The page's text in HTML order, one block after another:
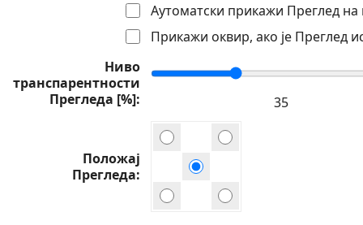
Аутоматски прикажи Преглед на
Прикажи оквир, ако је Преглед
Ниво
транспарентности
Прегледа [%]
Положај
Прегледа